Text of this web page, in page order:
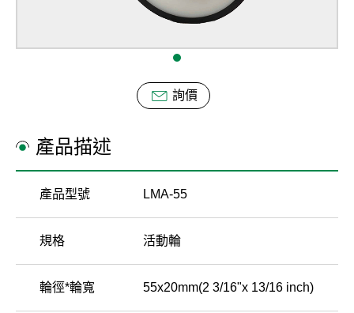
詢價
產品描述
產品型號 LMA-55
規格 活動輪
輪徑*輪寬 55x20mm(2 3/16"x 13/16 inch)